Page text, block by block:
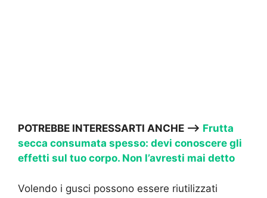
POTREBBE INTERESSARTI ANCHE —-> Frutta
secca consumata spesso: devi conoscere gli
effetti sul tuo corpo. Non l’avresti mai detto
Volendo i gusci possono essere riutilizzati